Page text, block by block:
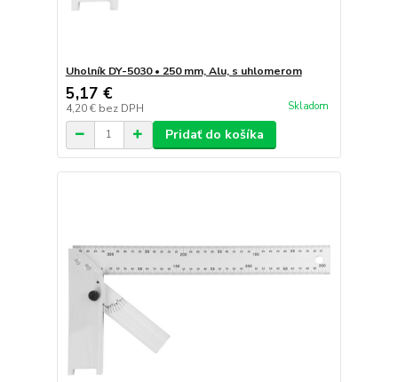
Uholník DY-5030 • 250 mm, Alu, s uhlomerom
5,17 €
4,20 € bez DPH Skladom
Pridať do košíka